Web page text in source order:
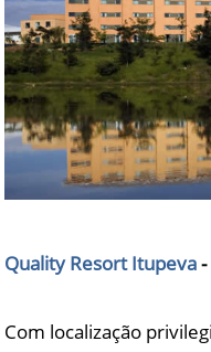
Quality Resort Itupeva
Com localização